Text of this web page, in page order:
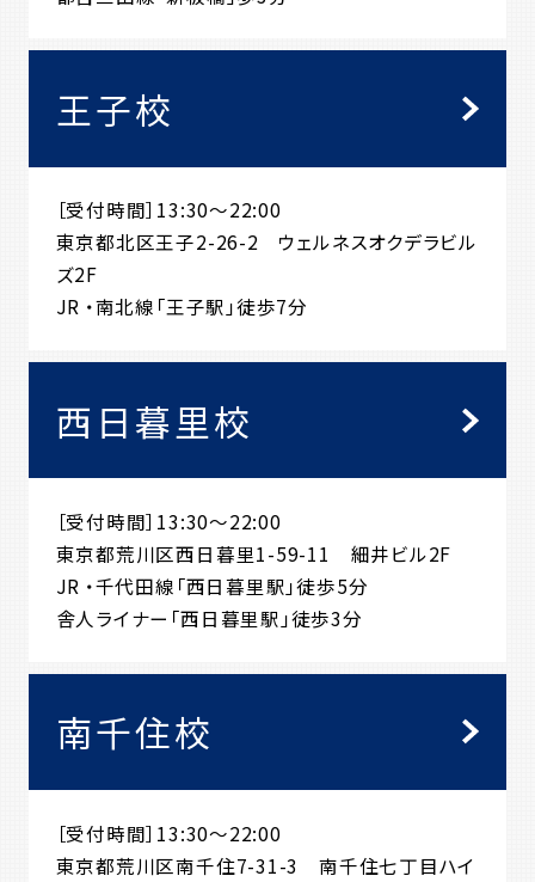
王子校
［受付時間］13:30～22:00
東京都北区王子2-26-2 ウェルネスオクデラビル
ズ2F
JR ・南北線「王子駅」徒歩7分
西日暮里校
［受付時間］13:30～22:00
東京都荒川区西日暮里1-59-11 細井ビル2F
JR ・千代田線「西日暮里駅」徒歩5分
舎人ライナー「西日暮里駅」徒歩3分
南千住校
［受付時間］13:30～22:00
東京都荒川区南千住7-31-3 南千住七丁目ハイ